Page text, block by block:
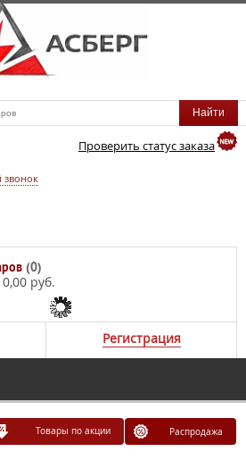
Проверить статус заказа
звонок
(0)
0,00 руб.
Регистрация
Товары по акции Распродажа